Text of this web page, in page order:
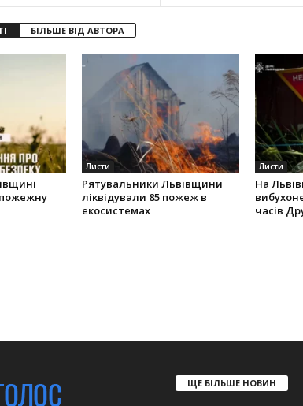
БІЛЬШЕ ВІД АВТОРА
Листи
Рятувальники Львівщини
ліквідували 85 пожеж в
екосистемах
Листи
На
часів
ЩЕ БІЛЬШЕ НОВИН